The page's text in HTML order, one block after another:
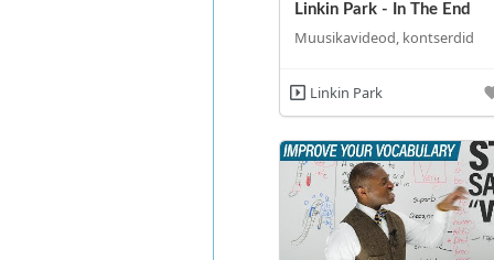
Linkin Park - In The End
Muusikavideod, kontserdid
Linkin Park